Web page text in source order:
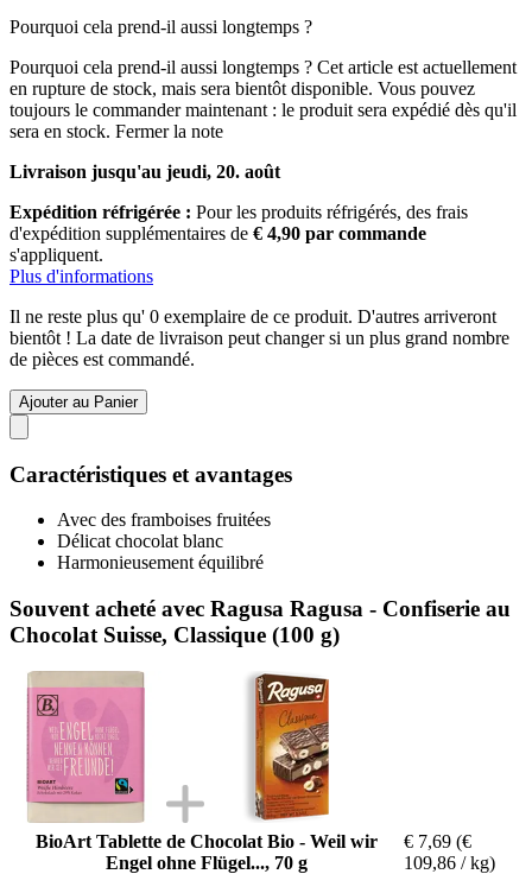
Pourquoi cela prend-il aussi longtemps ?
Pourquoi cela prend-il aussi longtemps ? Cet article est actuellement
en rupture de stock, mais sera bientôt disponible. Vous pouvez
toujours le commander maintenant : le produit sera expédié dès qu'il
sera en stock. Fermer la note
Livraison jusqu'au jeudi, 20. août
Expédition réfrigérée : Pour les produits réfrigérés, des frais
d'expédition supplémentaires de € 4,90 par commande
s'appliquent.
Plus d'informations
Il ne reste plus qu' 0 exemplaire de ce produit. D'autres arriveront
bientôt ! La date de livraison peut changer si un plus grand nombre
de pièces est commandé.
Ajouter au Panier
Caractéristiques et avantages
Avec des framboises fruitées
Délicat chocolat blanc
Harmonieusement équilibré
Souvent acheté avec Ragusa Ragusa - Confiserie au
Chocolat Suisse, Classique (100 g)
BioArt Tablette de Chocolat Bio - Weil wir
Engel ohne Flügel..., 70 g
€ 7,69 (€
109,86 / kg)